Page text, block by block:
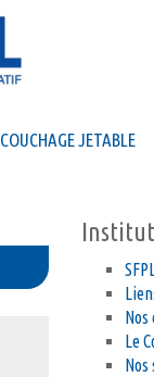
COUCHAGE JETABLE
Le